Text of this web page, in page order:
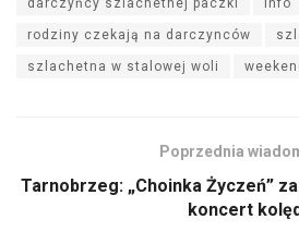
rodziny czekają na darczynców
szlachetna w stalowej woli
Poprzednia
Tarnobrzeg: „Choinka Życzeń”
koncert